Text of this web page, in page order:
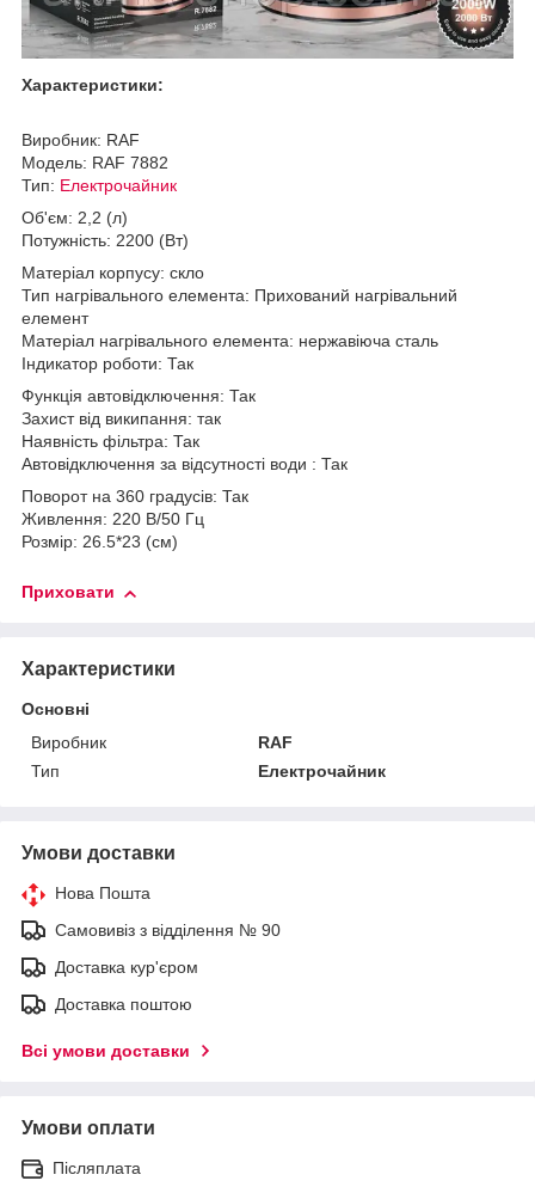
Характеристики:
Виробник: RAF
Модель: RAF 7882
Тип: Електрочайник
Об'єм: 2,2 (л)
Потужність: 2200 (Вт)
Матеріал корпусу: скло
Тип нагрівального елемента: Прихований нагрівальний
елемент
Матеріал нагрівального елемента: нержавіюча сталь
Індикатор роботи: Так
Функція автовідключення: Так
Захист від википання: так
Наявність фільтра: Так
Автовідключення за відсутності води : Так
Поворот на 360 градусів: Так
Живлення: 220 В/50 Гц
Розмір: 26.5*23 (см)
Приховати
Характеристики
Основні
Виробник
RAF
Тип
Електрочайник
Умови доставки
Нова Пошта
Самовивіз з відділення № 90
Доставка кур'єром
Доставка поштою
Всі умови доставки
Умови оплати
Післяплата